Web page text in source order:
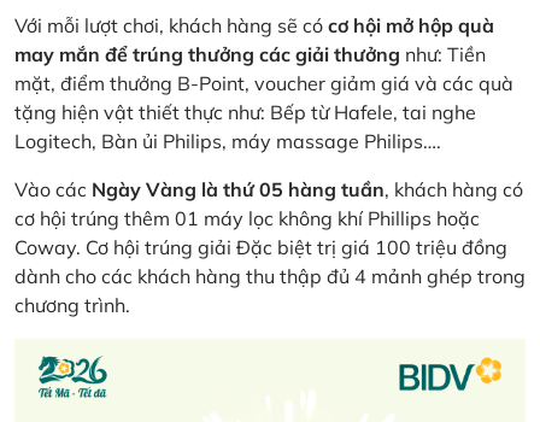
Với mỗi lượt chơi, khách hàng sẽ có cơ hội mở hộp quà
may mắn để trúng thưởng các giải thưởng như: Tiền
mặt, điểm thưởng B-Point, voucher giảm giá và các quà
tặng hiện vật thiết thực như: Bếp từ Hafele, tai nghe
Logitech, Bàn ủi Philips, máy massage Philips….
Vào các Ngày Vàng là thứ 05 hàng tuần, khách hàng có
cơ hội trúng thêm 01 máy lọc không khí Phillips hoặc
Coway. Cơ hội trúng giải Đặc biệt trị giá 100 triệu đồng
dành cho các khách hàng thu thập đủ 4 mảnh ghép trong
chương trình.